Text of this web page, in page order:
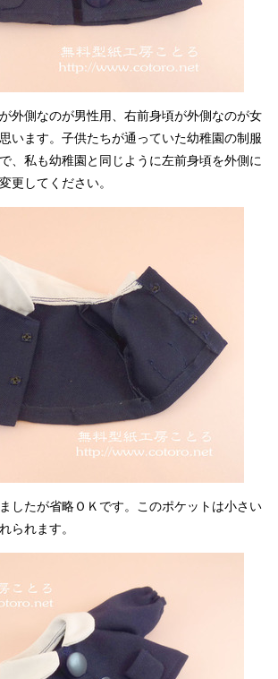
外側なのが男性用、右前身頃が外側なのが女
います。子供たちが通っていた幼稚園の制服
、私も幼稚園と同じように左前身頃を外側に
更してください。
したが省略ＯＫです。このポケットは小さい
られます。